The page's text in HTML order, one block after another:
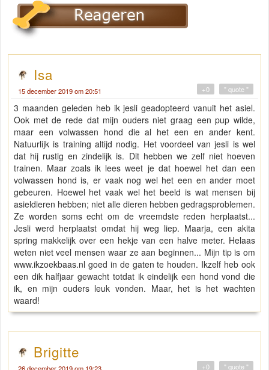
Isa
15 december 2019 om 20:51 " quote "
+0
3 maanden geleden heb ik jesli geadopteerd vanuit het asiel.
Ook met de rede dat mijn ouders niet graag een pup wilde,
maar een volwassen hond die al het een en ander kent.
Natuurlijk is training altijd nodig. Het voordeel van jesli is wel
dat hij rustig en zindelijk is. Dit hebben we zelf niet hoeven
trainen. Maar zoals ik lees weet je dat hoewel het dan een
volwassen hond is, er vaak nog wel het een en ander moet
gebeuren. Hoewel het vaak wel het beeld is wat mensen bij
asieldieren hebben; niet alle dieren hebben gedragsproblemen.
Ze worden soms echt om de vreemdste reden herplaatst...
Jesli werd herplaatst omdat hij weg liep. Maarja, een akita
spring makkelijk over een hekje van een halve meter. Helaas
weten niet veel mensen waar ze aan beginnen... Mijn tip is om
www.ikzoekbaas.nl goed in de gaten te houden. Ikzelf heb ook
een dik halfjaar gewacht totdat ik eindelijk een hond vond die
ik, en mijn ouders leuk vonden. Maar, het is het wachten
waard!
Brigitte
26 december 2019 om 19:23 " quote "
+0